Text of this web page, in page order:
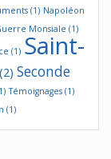
(1) Napoléon
Monsiale (1)
(1) Saint-
(2) Seconde
Témoignages (1)
(1)